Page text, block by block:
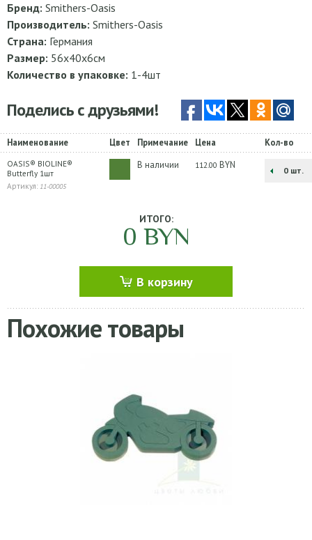
Бренд: Smithers-Oasis
Производитель: Smithers-Oasis
Страна: Германия
Размер: 56х40х6см
Количество в упаковке: 1-4шт
Поделись с друзьями!
Наименование Цвет Примечание Цена Кол-во
OASIS® BIOLINE®
Butterfly 1шт
Артикул: 11-00005
В наличии 112.00 BYN
шт.
ИТОГО:
0 BYN
В корзину
Похожие товары